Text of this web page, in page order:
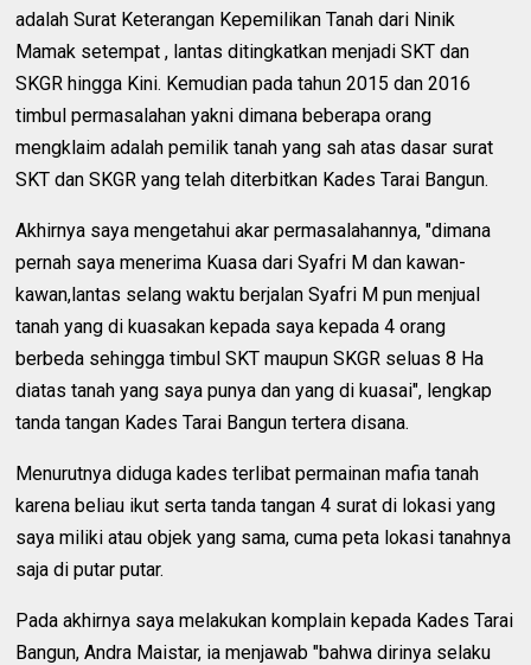
adalah Surat Keterangan Kepemilikan Tanah dari Ninik
Mamak setempat , lantas ditingkatkan menjadi SKT dan
SKGR hingga Kini. Kemudian pada tahun 2015 dan 2016
timbul permasalahan yakni dimana beberapa orang
mengklaim adalah pemilik tanah yang sah atas dasar surat
SKT dan SKGR yang telah diterbitkan Kades Tarai Bangun.
Akhirnya saya mengetahui akar permasalahannya, "dimana
pernah saya menerima Kuasa dari Syafri M dan kawan-
kawan,lantas selang waktu berjalan Syafri M pun menjual
tanah yang di kuasakan kepada saya kepada 4 orang
berbeda sehingga timbul SKT maupun SKGR seluas 8 Ha
diatas tanah yang saya punya dan yang di kuasai", lengkap
tanda tangan Kades Tarai Bangun tertera disana.
Menurutnya diduga kades terlibat permainan mafia tanah
karena beliau ikut serta tanda tangan 4 surat di lokasi yang
saya miliki atau objek yang sama, cuma peta lokasi tanahnya
saja di putar putar.
Pada akhirnya saya melakukan komplain kepada Kades Tarai
Bangun, Andra Maistar, ia menjawab "bahwa dirinya selaku